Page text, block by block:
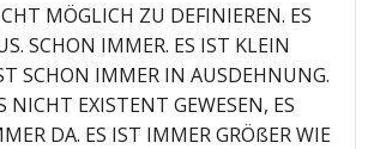
MÖGLICH ZU DEFINIEREN. ES
SCHON IMMER. ES IST KLEIN
SCHON IMMER IN AUSDEHNUNG.
NICHT EXISTENT GEWESEN, ES
DA. ES IST IMMER GRÖßER WIE